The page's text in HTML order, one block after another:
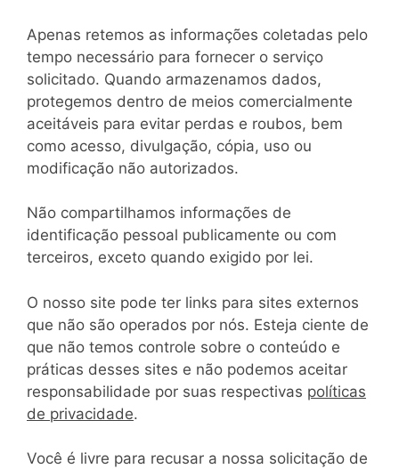
Apenas retemos as informações coletadas pelo
tempo necessário para fornecer o serviço
solicitado. Quando armazenamos dados,
protegemos dentro de meios comercialmente
aceitáveis ​​para evitar perdas e roubos, bem
como acesso, divulgação, cópia, uso ou
modificação não autorizados.
Não compartilhamos informações de
identificação pessoal publicamente ou com
terceiros, exceto quando exigido por lei.
O nosso site pode ter links para sites externos
que não são operados por nós. Esteja ciente de
que não temos controle sobre o conteúdo e
práticas desses sites e não podemos aceitar
responsabilidade por suas respectivas políticas
de privacidade.
Você é livre para recusar a nossa solicitação de